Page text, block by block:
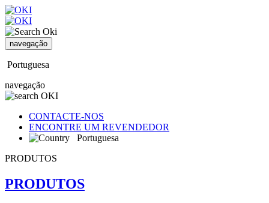
navegação
Portuguesa
navegação
CONTACTE-NOS
ENCONTRE UM REVENDEDOR
Portuguesa
PRODUTOS
PRODUTOS